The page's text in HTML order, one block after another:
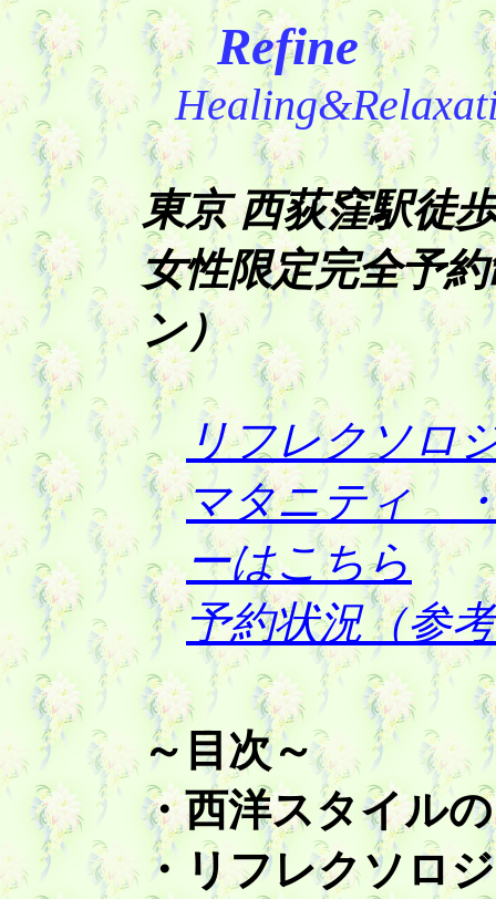
Refine
東京 西荻窪駅徒
女性限定完全予
ン）
リフレクソロ
マタニティ
ーはこちら
予約状況（参
～目次～
・西洋スタイル
・リフレクソロ